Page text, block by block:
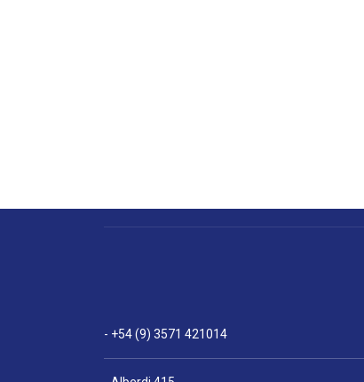
- +54 (9) 3571 421014